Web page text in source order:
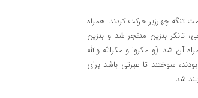
تنگه چهارزبر حرکت کردند. همراه
تانکر بنزین منفجر شد و بنزین
شد. (و مکروا و مکرالله والله
سوختند تا عبرتی باشد برای
شد.